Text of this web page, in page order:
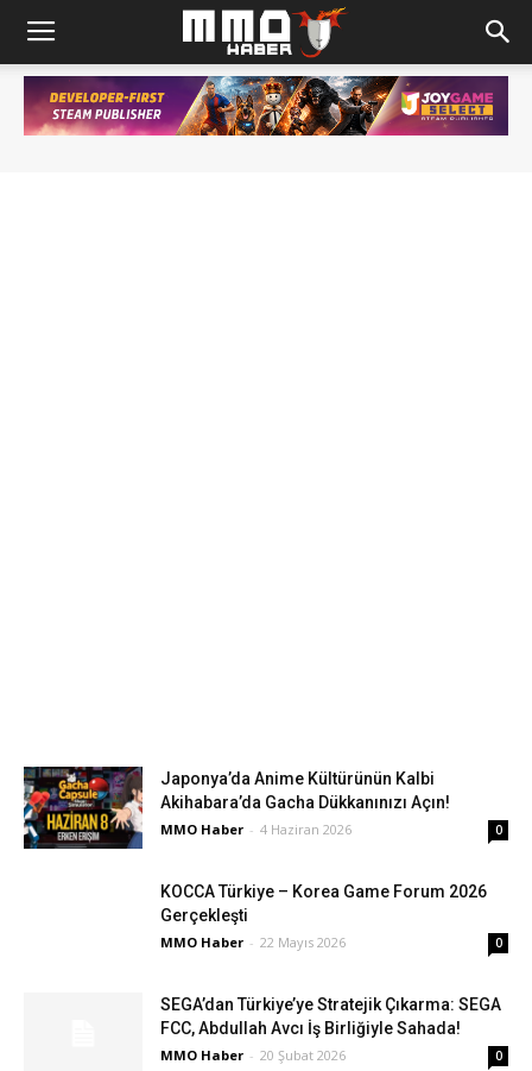
Japonya’da Anime Kültürünün Kalbi
Akihabara’da Gacha Dükkanınızı Açın!
MMO Haber - 4 Haziran 2026 0
KOCCA Türkiye – Korea Game Forum 2026
Gerçekleşti
MMO Haber - 22 Mayıs 2026 0
SEGA’dan Türkiye’ye Stratejik Çıkarma: SEGA
FCC, Abdullah Avcı İş Birliğiyle Sahada!
MMO Haber - 20 Şubat 2026 0